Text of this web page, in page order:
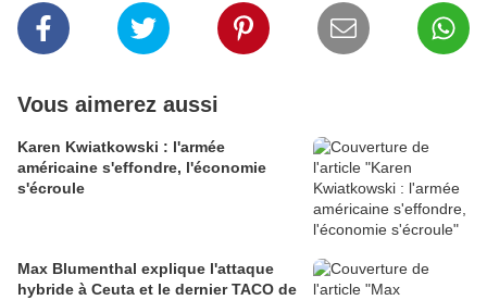
Vous aimerez aussi
Karen Kwiatkowski : l'armée
américaine s'effondre, l'économie
s'écroule
Max Blumenthal explique l'attaque
hybride à Ceuta et le dernier TACO de